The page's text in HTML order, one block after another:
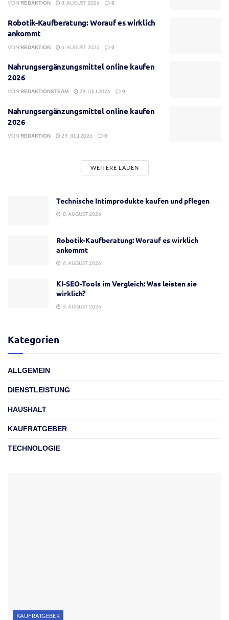
VON REDAKTION 8. AUGUST 2026 0
Robotik-Kaufberatung: Worauf es wirklich
ankommt
VON REDAKTION 6. AUGUST 2026 0
Nahrungsergänzungsmittel online kaufen
2026
VON REDAKTIONSTEAM 29. JULI 2026 0
Nahrungsergänzungsmittel online kaufen
2026
VON REDAKTION 29. JULI 2026 0
WEITERE LADEN
Technische Intimprodukte kaufen und pflegen
8. AUGUST 2026
Robotik-Kaufberatung: Worauf es wirklich
ankommt
6. AUGUST 2026
KI-SEO-Tools im Vergleich: Was leisten sie
wirklich?
4. AUGUST 2026
Kategorien
ALLGEMEIN
DIENSTLEISTUNG
HAUSHALT
KAUFRATGEBER
TECHNOLOGIE
KAUFRATGEBER